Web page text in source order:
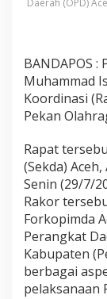
Daerah (OPD)
BANDAPOS :
Muhammad
Koordinasi
Pekan
Rapat
(Sekda)
Senin (29/7/
Rakor
Forkopimda
Perangkat
Kabupaten
berbagai
pelaksanaan